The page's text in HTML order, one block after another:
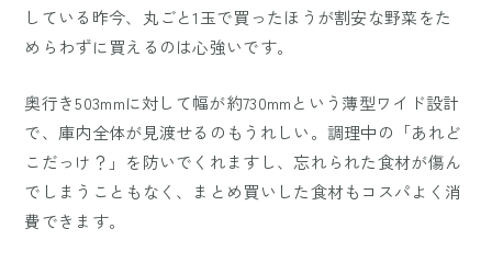
している昨今、丸ごと1玉で買ったほうが割安な野菜をた
めらわずに買えるのは心強いです。
奥行き503mmに対して幅が約730mmという薄型ワイド設計
で、庫内全体が見渡せるのもうれしい。調理中の「あれど
こだっけ？」を防いでくれますし、忘れられた食材が傷ん
でしまうこともなく、まとめ買いした食材もコスパよく消
費できます。